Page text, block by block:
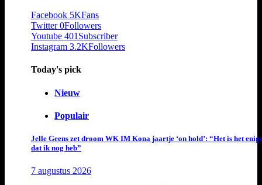
Facebook 5KFans
Twitter 0Followers
Youtube 401 Subscriber
Instagram 3.2KFollowers
Today's pick
Nieuw
Populair
Jelle Geens zet droom WK IM Kona jaartje ‘on hold’: “Het is het
dat ik nog heb”
7 augustus 2026